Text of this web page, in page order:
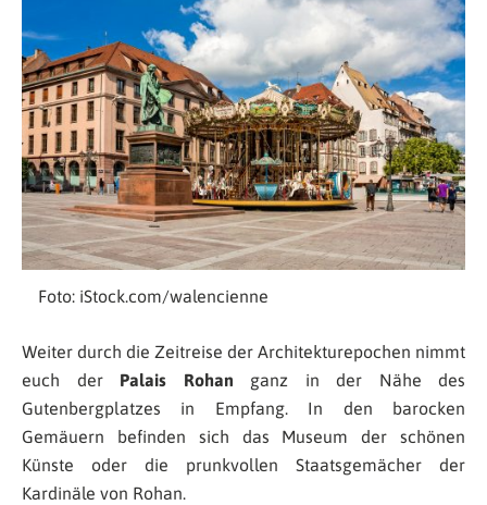
Foto: iStock.com/walencienne
Weiter durch die Zeitreise der Architekturepochen nimmt
euch der Palais Rohan ganz in der Nähe des
Gutenbergplatzes in Empfang. In den barocken
Gemäuern befinden sich das Museum der schönen
Künste oder die prunkvollen Staatsgemächer der
Kardinäle von Rohan.